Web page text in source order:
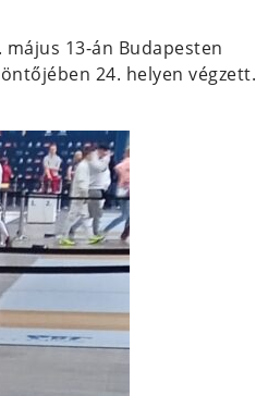
13-án Budapesten
24. helyen végzett.